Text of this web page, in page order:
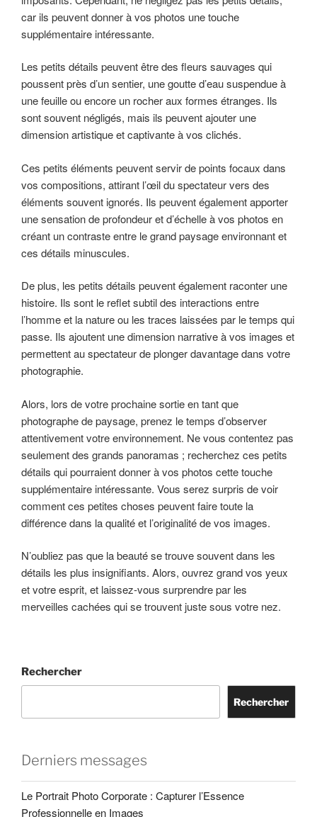
car ils peuvent donner à vos photos une touche
supplémentaire intéressante.
Les petits détails peuvent être des fleurs sauvages qui
poussent près d’un sentier, une goutte d’eau suspendue à
une feuille ou encore un rocher aux formes étranges. Ils
sont souvent négligés, mais ils peuvent ajouter une
dimension artistique et captivante à vos clichés.
Ces petits éléments peuvent servir de points focaux dans
vos compositions, attirant l’œil du spectateur vers des
éléments souvent ignorés. Ils peuvent également apporter
une sensation de profondeur et d’échelle à vos photos en
créant un contraste entre le grand paysage environnant et
ces détails minuscules.
De plus, les petits détails peuvent également raconter une
histoire. Ils sont le reflet subtil des interactions entre
l’homme et la nature ou les traces laissées par le temps qui
passe. Ils ajoutent une dimension narrative à vos images et
permettent au spectateur de plonger davantage dans votre
photographie.
Alors, lors de votre prochaine sortie en tant que
photographe de paysage, prenez le temps d’observer
attentivement votre environnement. Ne vous contentez pas
seulement des grands panoramas ; recherchez ces petits
détails qui pourraient donner à vos photos cette touche
supplémentaire intéressante. Vous serez surpris de voir
comment ces petites choses peuvent faire toute la
différence dans la qualité et l’originalité de vos images.
N’oubliez pas que la beauté se trouve souvent dans les
détails les plus insignifiants. Alors, ouvrez grand vos yeux
et votre esprit, et laissez-vous surprendre par les
merveilles cachées qui se trouvent juste sous votre nez.
Rechercher
Rechercher
Derniers messages
Le Portrait Photo Corporate : Capturer l’Essence
Professionnelle en Images